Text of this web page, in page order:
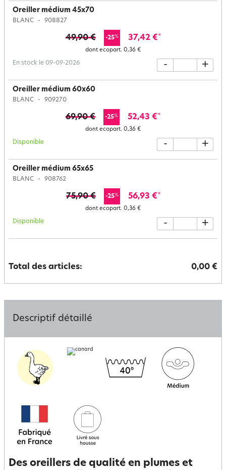
Oreiller médium 45x70
BLANC 908827
49,90 € -25% 37,42 €*
dont ecopart. 0,36 €
En stock le 09-09-2026 - +
Oreiller médium 60x60
BLANC 909270
69,90 € -25% 52,43 €*
dont ecopart. 0,36 €
Disponible - +
Oreiller médium 65x65
BLANC 908762
75,90 € -25% 56,93 €*
dont ecopart. 0,36 €
Disponible - +
Total des articles: 0,00 €
Descriptif détaillé
Des oreillers de qualité en plumes et